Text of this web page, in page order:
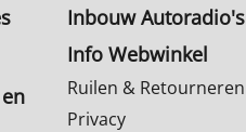
Inbouw Autoradio's
Info Webwinkel
Ruilen & Retourneren
Privacy